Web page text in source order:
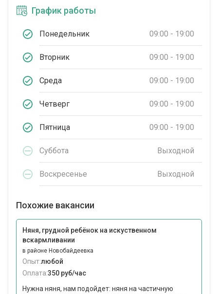
График работы
Понедельник 09:00 - 19:00
Вторник 09:00 - 19:00
Среда 09:00 - 19:00
Четверг 09:00 - 19:00
Пятница 09:00 - 19:00
Суббота Выходной
Воскресенье Выходной
Похожие вакансии
Няня, грудной ребёнок на искуственном
вскармливании
в районе Новобайдеевка
Опыт:любой
Оплата:350 руб/час
Нужна няня, нам подойдет: няня на частичную